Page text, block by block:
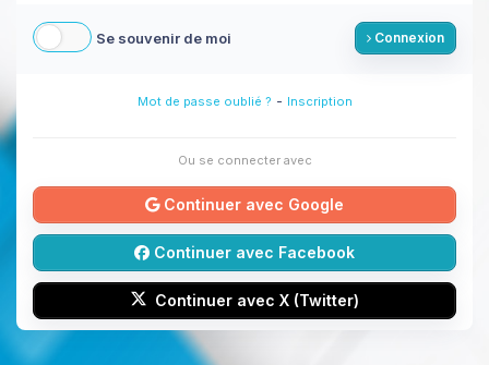
Se souvenir de moi Connexion
Mot de passe oublié ? - Inscription
Ou se connecter avec
Continuer avec Google
Continuer avec Facebook
Continuer avec X (Twitter)